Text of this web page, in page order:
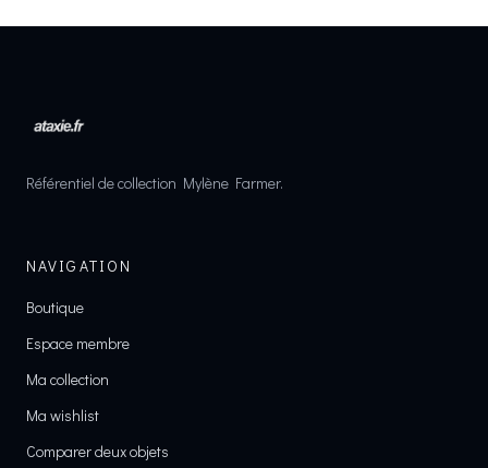
Référentiel de collection Mylène Farmer.
NAVIGATION
Boutique
Espace membre
Ma collection
Ma wishlist
Comparer deux objets